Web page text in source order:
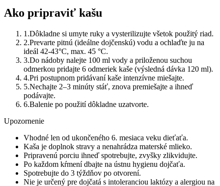
Ako pripraviť kašu
1 .Dôkladne si umyte ruky a vysterilizujte všetok použitý riad.
2.Prevarte pitnú (ideálne dojčenskú) vodu a ochlaďte ju na
ideál 42-43°C, max. 45 °C.
3.Do nádoby nalejte 100 ml vody a priloženou suchou
odmerkou pridajte 6 odmeriek kaše (výsledná dávka 120 ml).
4.Pri postupnom pridávaní kaše intenzívne miešajte.
5.Nechajte 2–3 minúty stáť, znova premiešajte a ihneď
podávajte.
6.Balenie po použití dôkladne uzatvorte.
Upozornenie
Vhodné len od ukončeného 6. mesiaca veku dieťaťa.
Kaša je doplnok stravy a nenahrádza materské mlieko.
Pripravenú porciu ihneď spotrebujte, zvyšky zlikvidujte.
Po každom kŕmení dbajte na ústnu hygienu dojčaťa.
Spotrebujte do 3 týždňov po otvorení.
Nie je určený pre dojčatá s intoleranciou laktózy a alergiou na